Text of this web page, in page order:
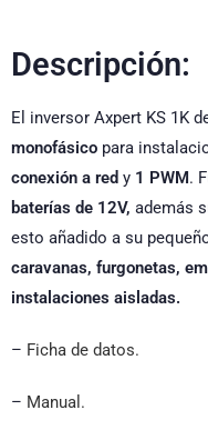
Descripción:
El inversor Axpert KS 1K
monofásico para
conexión a red y 1 PWM.
baterías de 12V, además
esto añadido a su
caravanas, furgonetas,
instalaciones aisladas.
– Ficha de datos.
– Manual.